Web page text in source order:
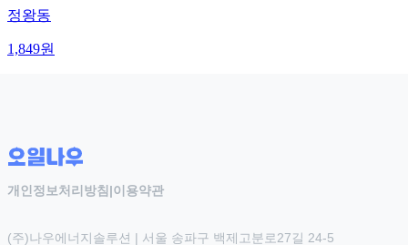
정왕동
1,849원
개인정보처리방침 |이용약관
(주)나우에너지솔루션 | 서울 송파구 백제고분로27길 24-5